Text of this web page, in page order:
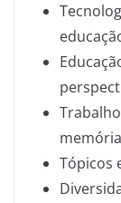
Tópicos